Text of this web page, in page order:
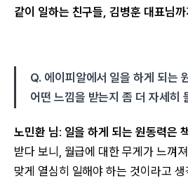
같이 일하는 친구들, 김병훈 대표님
Q. 에이피알에서 일을 하게 되는
어떤 느낌을 받는지 좀 더 자세히
노민환 님: 일을 하게 되는 원동력은
받다 보니, 월급에 대한 무게가 느껴
맞게 열심히 일해야 하는 것이라고